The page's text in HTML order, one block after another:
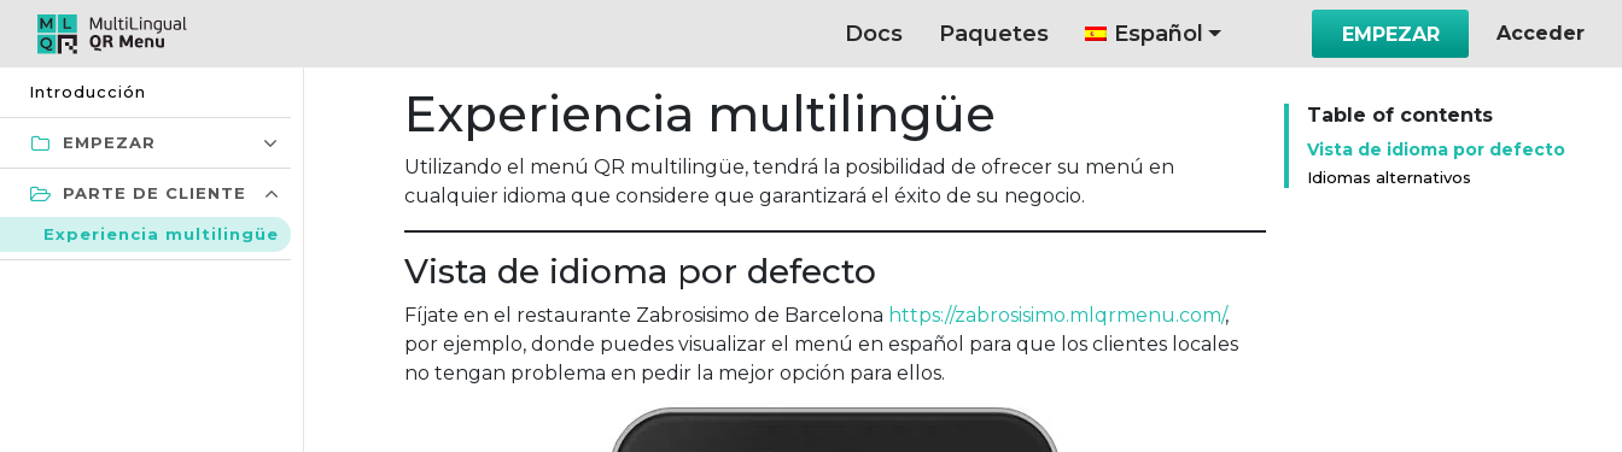
Docs Paquetes Español EMPEZAR Acceder
Introducción
EMPEZAR
PARTE DE CLIENTE
Experiencia multilingüe
Experiencia multilingüe
Utilizando el menú QR multilingüe, tendrá la posibilidad de ofrecer su menú en
cualquier idioma que considere que garantizará el éxito de su negocio.
Vista de idioma por defecto
Fíjate en el restaurante Zabrosisimo de Barcelona https://zabrosisimo.mlqrmenu.com/,
por ejemplo, donde puedes visualizar el menú en español para que los clientes locales
no tengan problema en pedir la mejor opción para ellos.
Table of contents
Vista de idioma por defecto
Idiomas alternativos